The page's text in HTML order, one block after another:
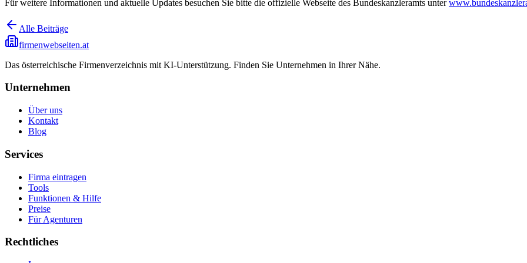
Für weitere Informationen und aktuelle Updates besuchen Sie bitte die offizielle Webseite des Bundeskanzleramts unter
Alle Beiträge
firmenwebseiten.at
Das österreichische Firmenverzeichnis mit KI-Unterstützung. Finden Sie Unternehmen in Ihrer Nähe.
Unternehmen
Über uns
Kontakt
Blog
Services
Firma eintragen
Tools
Funktionen & Hilfe
Preise
Für Agenturen
Rechtliches